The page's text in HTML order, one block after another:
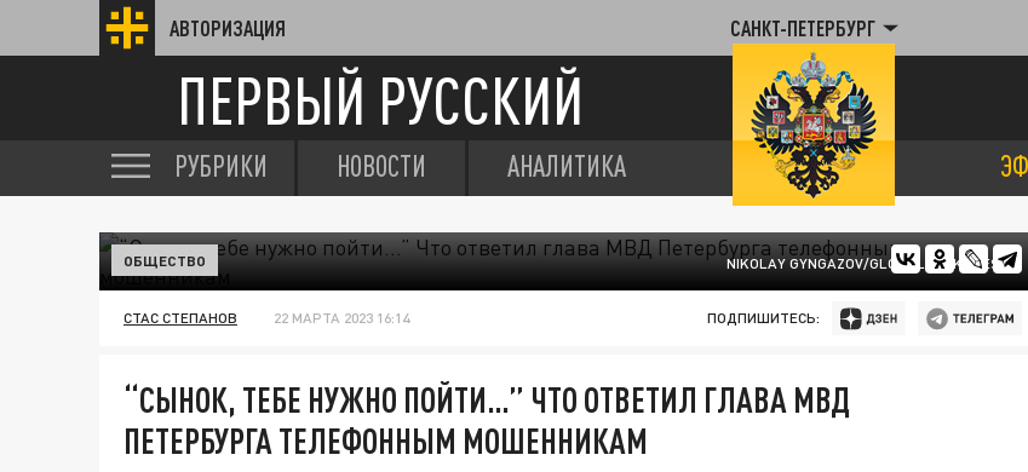
АВТОРИЗАЦИЯ САНКТ-ПЕТЕРБУРГ
ПЕРВЫЙ РУССКИЙ
РУБРИКИ НОВОСТИ АНАЛИТИКА
NIKOLAY GYNGAZOV/GLOBALLOOKPRESS
ОБЩЕСТВО
СТАС СТЕПАНОВ 22 МАРТА 2023 16:14 ПОДПИШИТЕСЬ:
“СЫНОК, ТЕБЕ НУЖНО ПОЙТИ…” ЧТО ОТВЕТИЛ ГЛАВА МВД
ПЕТЕРБУРГА ТЕЛЕФОННЫМ МОШЕННИКАМ